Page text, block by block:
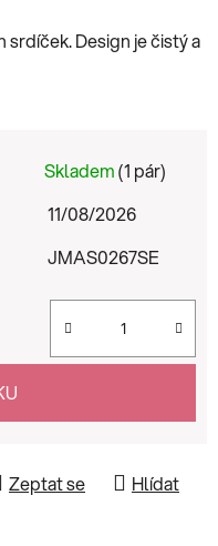
Design je čistý a
Skladem(1 pár)
11/08/2026
JMAS0267SE
Zeptat se Hlídat